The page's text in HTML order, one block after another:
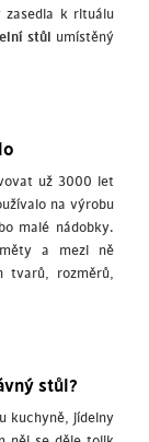
zasedla k rituálu
stůl umístěný
už 3000 let
na výrobu
malé nádobky.
a mezi ně
tvarů, rozměrů,
stůl?
kuchyně, jídelny